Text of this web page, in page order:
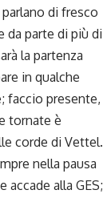
di fresco
da parte di più di
la partenza
in qualche
faccio presente,
tornate è
corde di Vettel.
nella pausa
alla GES;